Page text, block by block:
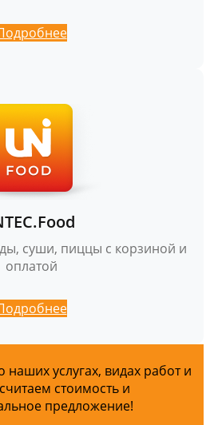
суши, пиццы с корзиной и
оплатой
услугах, видах работ и
стоимость и
предложение!